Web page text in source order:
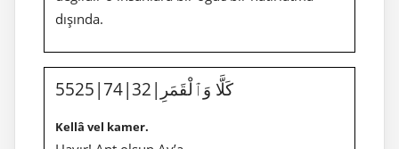
dışında.
5525|74|32|كَلَّا وَٱلْقَمَرِ
Kellâ vel kamer.